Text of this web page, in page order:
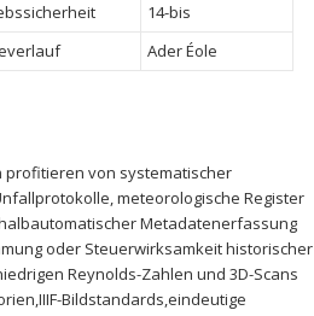
14-bis
Ader​ Éole
profitieren von systematischer
meteorologische Register
Metadatenerfassung
oder ​Steuerwirksamkeit historischer
⁣Reynolds-Zahlen und⁢ 3D-Scans
Bildstandards,eindeutige